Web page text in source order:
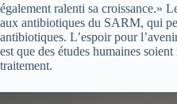
également ralenti sa croissance.»
aux antibiotiques du SARM, qui
antibiotiques. L’espoir pour
est que des études humaines
traitement.